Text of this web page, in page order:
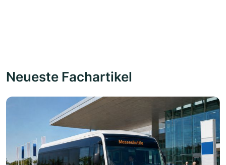
Neueste Fachartikel